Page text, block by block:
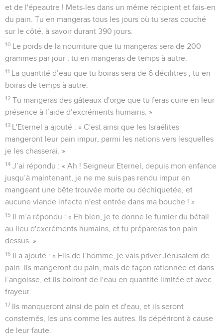
et de l'épeautre ! Mets-les dans un même récipient et fais-en
du pain. Tu en mangeras tous les jours où tu seras couché
sur le côté, à savoir durant 390 jours.
10 Le poids de la nourriture que tu mangeras sera de 200
grammes par jour ; tu en mangeras de temps à autre.
11 La quantité d’eau que tu boiras sera de 6 décilitres ; tu en
boiras de temps à autre.
12 Tu mangeras des gâteaux d'orge que tu feras cuire en leur
présence à l’aide d’excréments humains. »
13 L'Eternel a ajouté : « C'est ainsi que les Israélites
mangeront leur pain impur, parmi les nations vers lesquelles
je les chasserai. »
14 J’ai répondu : « Ah ! Seigneur Eternel, depuis mon enfance
jusqu’à maintenant, je ne me suis pas rendu impur en
mangeant une bête trouvée morte ou déchiquetée, et
aucune viande infecte n'est entrée dans ma bouche ! »
15 Il m’a répondu : « Eh bien, je te donne le fumier du bétail
au lieu d'excréments humains, et tu prépareras ton pain
dessus. »
16 Il a ajouté : « Fils de l’homme, je vais priver Jérusalem de
pain. Ils mangeront du pain, mais de façon rationnée et dans
l’angoisse, et ils boiront de l'eau en quantité limitée et avec
frayeur.
17 Ils manqueront ainsi de pain et d'eau, et ils seront
consternés, les uns comme les autres. Ils dépériront à cause
de leur faute.